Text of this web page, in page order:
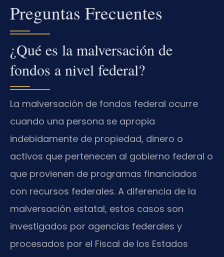
Preguntas Frecuentes
¿Qué es la malversación de
fondos a nivel federal?
La malversación de fondos federal ocurre
cuando una persona se apropia
indebidamente de propiedad, dinero o
activos que pertenecen al gobierno federal o
que provienen de programas financiados
con recursos federales. A diferencia de la
malversación estatal, estos casos son
investigados por agencias federales y
procesados por el Fiscal de los Estados